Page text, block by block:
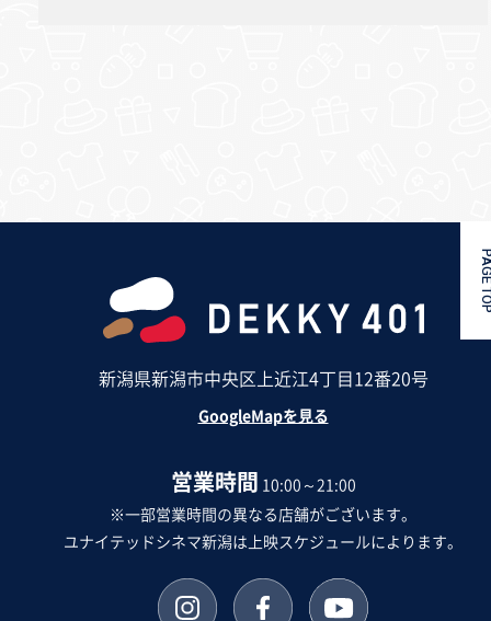
新潟県新潟市中央区上近江4丁目12番20号
GoogleMapを見る
営業時間 10:00～21:00
※一部営業時間の異なる店舗がございます。
ユナイテッドシネマ新潟は上映スケジュールによります。